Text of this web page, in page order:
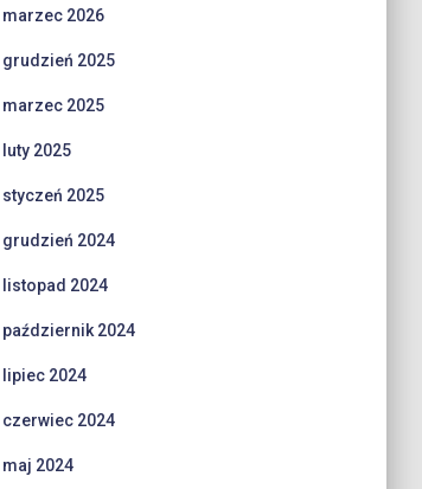
marzec 2026
grudzień 2025
marzec 2025
luty 2025
styczeń 2025
grudzień 2024
listopad 2024
październik 2024
lipiec 2024
czerwiec 2024
maj 2024